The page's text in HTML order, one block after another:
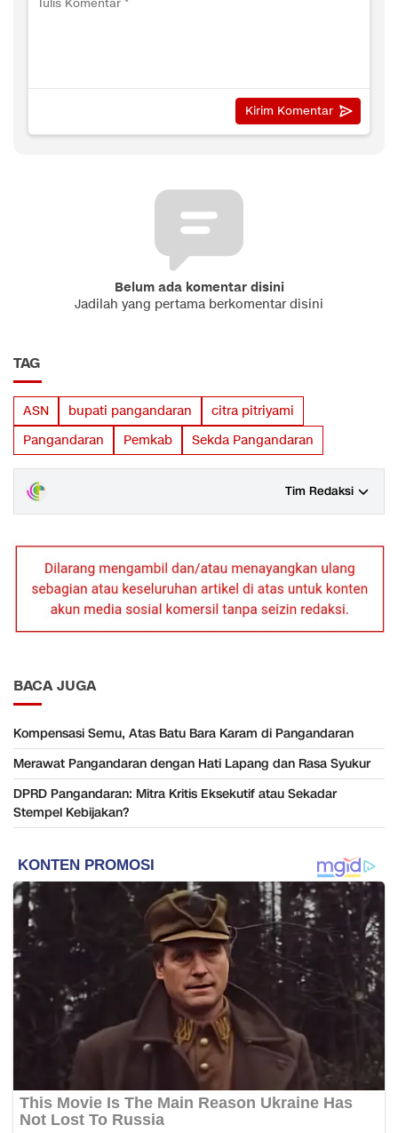
Belum ada komentar disini
Jadilah yang pertama berkomentar disini
TAG
ASN bupati pangandaran
citra pitriyami
Pangandaran
Pemkab Sekda Pangandaran
Tim Redaksi
BACA JUGA
Kompensasi Semu, Atas Batu Bara Karam di Pangandaran
Merawat Pangandaran dengan Hati Lapang dan Rasa Syukur
DPRD Pangandaran: Mitra Kritis Eksekutif atau Sekadar
Stempel Kebijakan?